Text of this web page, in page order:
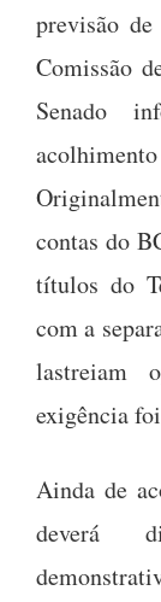
previsão
Comissão
Senado
contas do
títulos do
com a
lastreiam
exigência
Ainda de
deverá